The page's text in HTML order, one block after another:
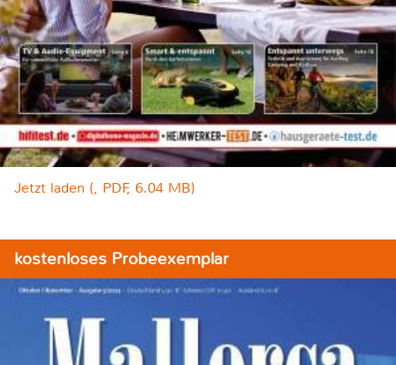
Jetzt laden (, PDF, 6.04 MB)
kostenloses Probeexemplar